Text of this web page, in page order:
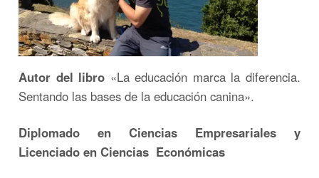
Autor del libro «La educación marca la diferencia.
Sentando las bases de la educación canina».
Diplomado en Ciencias Empresariales y
Licenciado en Ciencias Económicas